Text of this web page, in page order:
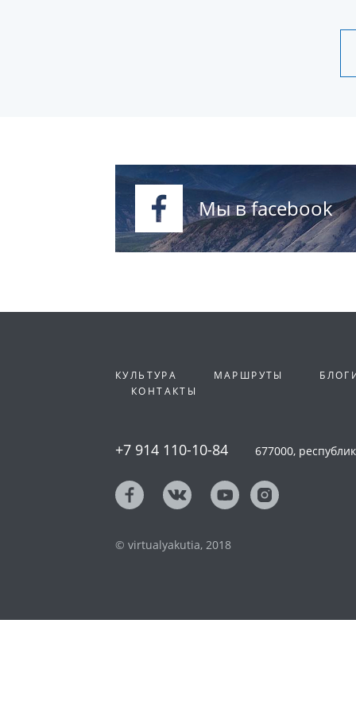
Мы в facebook
КУЛЬТУРА МАРШРУТЫ
КОНТАКТЫ
+7 914 110-10-84 677000,
© virtualyakutia, 2018